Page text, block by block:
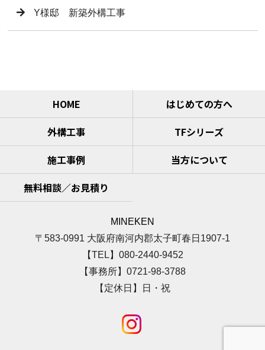
Y様邸 新築外構工事
HOME
はじめての方へ
外構工事
TFシリーズ
施工事例
当方について
無料相談／お見積り
MINEKEN
〒583-0991 大阪府南河内郡太子町春日1907-1
【TEL】080-2440-9452
【事務所】0721-98-3788
【定休日】日・祝